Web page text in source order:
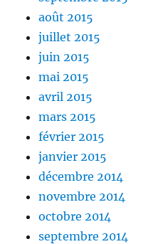
août 2015
juillet 2015
juin 2015
mai 2015
avril 2015
mars 2015
février 2015
janvier 2015
décembre 2014
novembre 2014
octobre 2014
septembre 2014